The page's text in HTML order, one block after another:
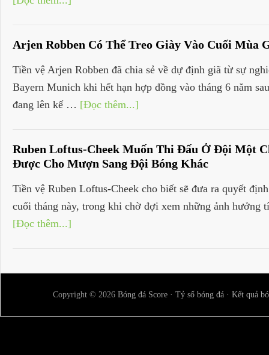
Arjen Robben Có Thể Treo Giày Vào Cuối Mùa
Tiền vệ Arjen Robben đã chia sẻ về dự định giã từ sự
Bayern Munich khi hết hạn hợp đồng vào tháng 6 năm
đang lên kế … [Đọc thêm...]
Ruben Loftus-Cheek Muốn Thi Đấu Ở Đội Một
Được Cho Mượn Sang Đội Bóng Khác
Tiền vệ Ruben Loftus-Cheek cho biết sẽ đưa ra quyết
cuối tháng này, trong khi chờ đợi xem những ảnh
[Đọc thêm...]
Copyright © 2026 Bóng đá Score · Tỷ số bóng đá · Kết quả